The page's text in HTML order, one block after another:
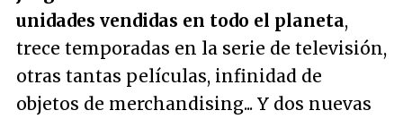
unidades vendidas en todo el planeta,
trece temporadas en la serie de televisión,
otras tantas películas, infinidad de
objetos de merchandising... Y dos nuevas